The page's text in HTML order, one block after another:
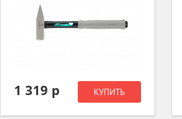
1 319 р КУПИТЬ